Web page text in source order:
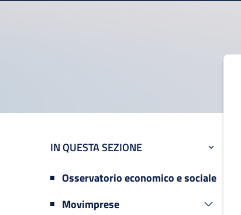
IN QUESTA SEZIONE
Osservatorio economico e sociale
Movimprese